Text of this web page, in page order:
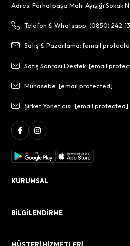
Adres: Ferhatpaşa Mah. Ayışığı Sokak
Telefon & Whatsapp: (0850) 242-
Satış & Pazarlama:[email
Satış Sonrası Destek:[email
Muhasebe:[email protected]
Şirket Yöneticisi:[email protected]
KURUMSAL
BİLGİLENDİRME